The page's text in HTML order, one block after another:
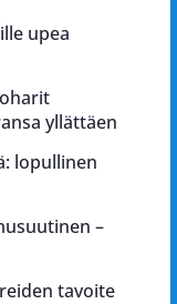
upea
yllättäen
lopullinen
–
tavoite